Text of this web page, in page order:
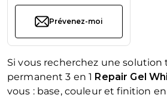
Prévenez-moi
Si vous recherchez une solution
permanent 3 en 1 Repair Gel
vous : base, couleur et finition